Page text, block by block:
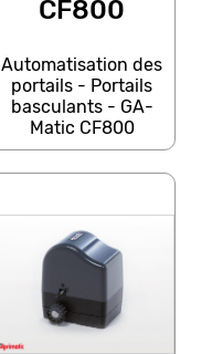
CF800
Automatisation des
portails - Portails
basculants - GA-
Matic CF800